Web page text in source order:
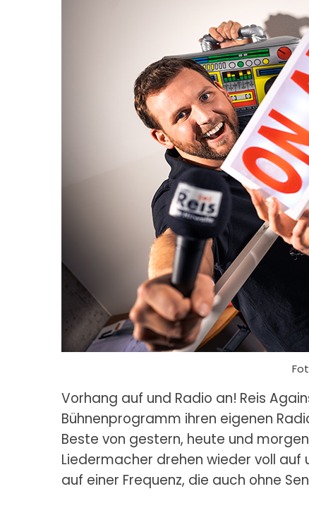
Vorhang auf und Radio an! Reis
Bühnenprogramm ihren eigenen
Beste von gestern, heute und
Liedermacher drehen wieder voll auf
auf einer Frequenz, die auch ohne